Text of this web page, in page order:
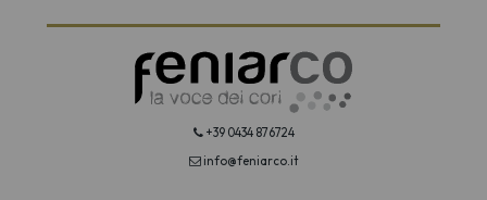
+39 0434 876724
info@feniarco.it